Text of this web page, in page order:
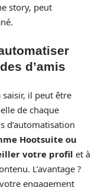
story, peut
d’amis
saisir, il peut être
de chaque
d’automatisation
Hootsuite ou
votre profil et à
L’avantage ?
engagement